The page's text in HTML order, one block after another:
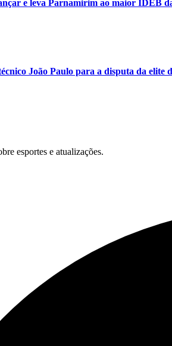
e leva Parnamirim ao maior IDEB
João Paulo para a disputa da elite
esportes e atualizações.